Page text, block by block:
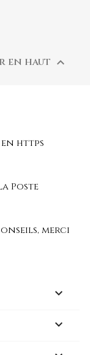
en haut 
en https
Poste
merci

